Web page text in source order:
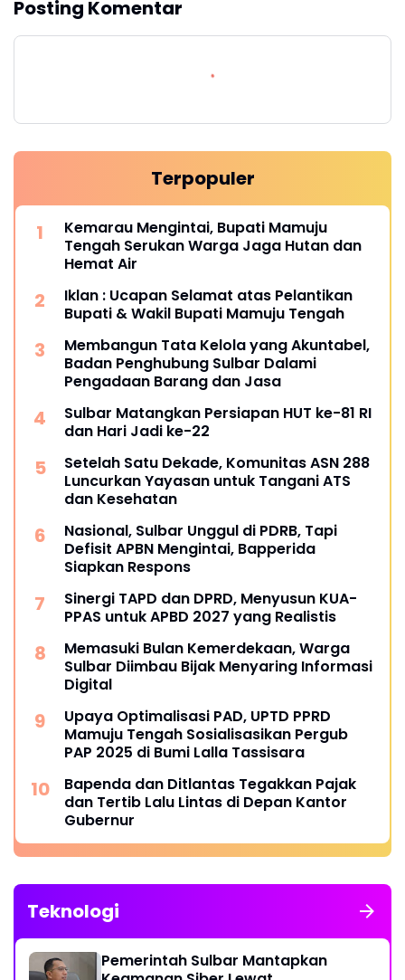
Posting Komentar
Terpopuler
Kemarau Mengintai, Bupati Mamuju
Tengah Serukan Warga Jaga Hutan dan
Hemat Air
Iklan : Ucapan Selamat atas Pelantikan
Bupati & Wakil Bupati Mamuju Tengah
Membangun Tata Kelola yang Akuntabel,
Badan Penghubung Sulbar Dalami
Pengadaan Barang dan Jasa
Sulbar Matangkan Persiapan HUT ke-81 RI
dan Hari Jadi ke-22
Setelah Satu Dekade, Komunitas ASN 288
Luncurkan Yayasan untuk Tangani ATS
dan Kesehatan
Nasional, Sulbar Unggul di PDRB, Tapi
Defisit APBN Mengintai, Bapperida
Siapkan Respons
Sinergi TAPD dan DPRD, Menyusun KUA-
PPAS untuk APBD 2027 yang Realistis
Memasuki Bulan Kemerdekaan, Warga
Sulbar Diimbau Bijak Menyaring Informasi
Digital
Upaya Optimalisasi PAD, UPTD PPRD
Mamuju Tengah Sosialisasikan Pergub
PAP 2025 di Bumi Lalla Tassisara
Bapenda dan Ditlantas Tegakkan Pajak
dan Tertib Lalu Lintas di Depan Kantor
Gubernur
Teknologi
Pemerintah Sulbar Mantapkan